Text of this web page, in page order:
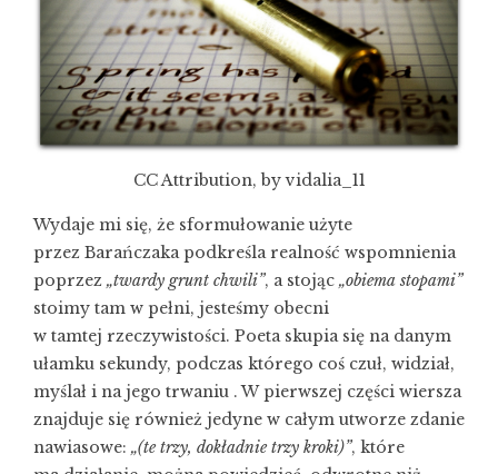
CC Attribution, by vidalia_11
Wydaje mi się, że sformułowanie użyte
przez Barańczaka podkreśla realność wspomnienia
poprzez „twardy grunt chwili”, a stojąc „obiema stopami”
stoimy tam w pełni, jesteśmy obecni
w tamtej rzeczywistości. Poeta skupia się na danym
ułamku sekundy, podczas którego coś czuł, widział,
myślał i na jego trwaniu . W pierwszej części wiersza
znajduje się również jedyne w całym utworze zdanie
nawiasowe: „(te trzy, dokładnie trzy kroki)”, które